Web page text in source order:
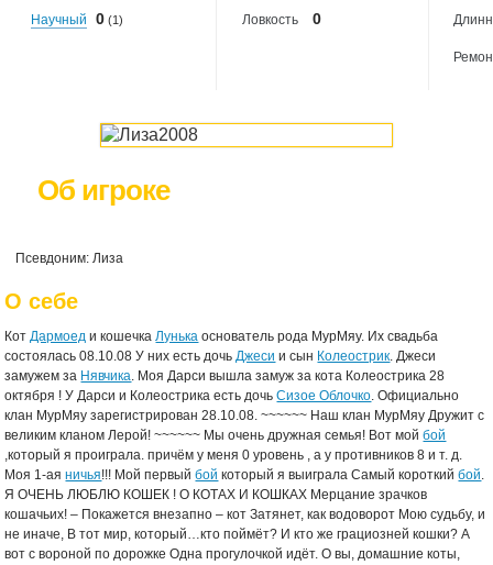
Научный 0 (1) Ловкость 0
Об игроке
Псевдоним: Лиза
О себе
КотДармоед и кошечкаЛунька основатель рода МурМяу. Их свадьба
состоялась 08.10.08 У них есть дочьДжеси и сын Колеострик. Джеси
замужем за Нявчика. Моя Дарси вышла замуж за кота Колеострика 28
октября ! У Дарси и Колеострика есть дочьСизое Облочко. Официально
клан МурМяу зарегистрирован 28.10.08. ~~~~~~ Наш клан МурМяу Дружит с
великим кланом Лерой! ~~~~~~ Мы очень дружная семья! Вот мойбой
,который я проиграла. причём у меня 0 уровень , а у противников 8 и т. д.
Моя 1-аяничья!!! Мой первыйбой который я выиграла Самый короткийбой.
Я ОЧЕНЬ ЛЮБЛЮ КОШЕК ! О КОТАХ И КОШКАХ Мерцание зрачков
кошачьих! – Покажется внезапно – кот Затянет, как водоворот Мою судьбу, и
не иначе, В тот мир, который…кто поймёт? И кто же грациозней кошки? А
вот с вороной по дорожке Одна прогулочкой идёт. О вы, домашние коты,